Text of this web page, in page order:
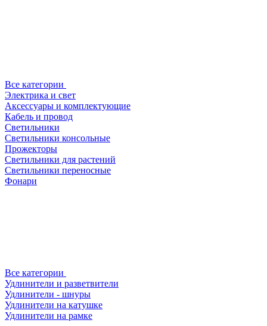
Все категории
Электрика и свет
Аксессуары и комплектующие
Кабель и провод
Светильники
Светильники консольные
Прожекторы
Светильники для растений
Светильники переносные
Фонари
Все категории
Удлинители и разветвители
Удлинители - шнуры
Удлинители на катушке
Удлинители на рамке